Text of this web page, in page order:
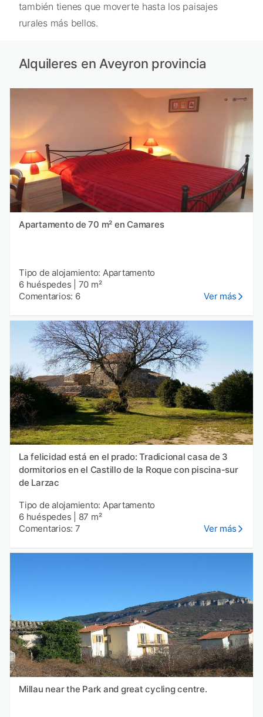
también tienes que moverte hasta los paisajes
rurales más bellos.
Alquileres en Aveyron provincia
Apartamento de 70 m² en Camares
Tipo de alojamiento: Apartamento
6 huéspedes
70 m²
Comentarios: 6
Ver más
La felicidad está en el prado: Tradicional casa de 3
dormitorios en el Castillo de la Roque con piscina-sur
de Larzac
Tipo de alojamiento: Apartamento
6 huéspedes
87 m²
Comentarios: 7
Ver más
Millau near the Park and great cycling centre.